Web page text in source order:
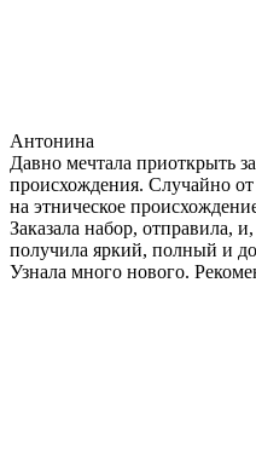
Антонина
Давно мечтала приоткрыть
происхождения. Случайно
на этническое
Заказала набор, отправила,
получила яркий, полный и
Узнала много нового.